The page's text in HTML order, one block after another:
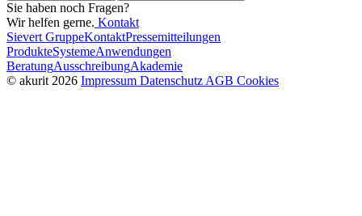
Sie haben noch Fragen?
Wir helfen gerne. Kontakt
Sievert GruppeKontaktPressemitteilungen
ProdukteSystemeAnwendungen
BeratungAusschreibungAkademie
© akurit 2026 Impressum DatenschutzAGB Cookies